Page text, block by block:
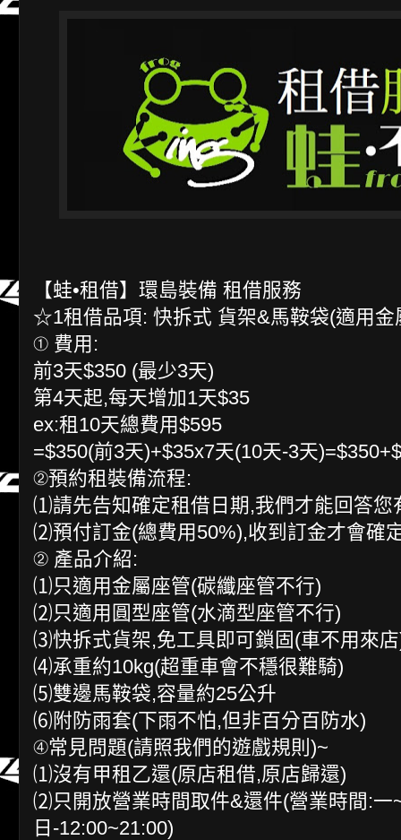
【蛙•租借】環島裝備 租借服務
☆1租借品項: 快拆式 貨架&馬鞍袋(適用金
① 費用:
前3天$350 (最少3天)
第4天起,每天增加1天$35
ex:租10天總費用$595
=$350(前3天)+$35x7天(10天-3天
②預約租裝備流程:
⑴請先告知確定租借日期,我們才能回答您
⑵預付訂金(總費用50%),收到訂金才會確
② 產品介紹:
⑴只適用金屬座管(碳纖座管不行)
⑵只適用圓型座管(水滴型座管不行)
⑶快拆式貨架,免工具即可鎖固(車不用來
⑷承重約10kg(超重車會不穩很難騎)
⑸雙邊馬鞍袋,容量約25公升
⑹附防雨套(下雨不怕,但非百分百防水)
④常見問題(請照我們的遊戲規則)~
⑴沒有甲租乙還(原店租借,原店歸還)
⑵只開放營業時間取件&還件(營業時間:一
日-12:00~21:00)